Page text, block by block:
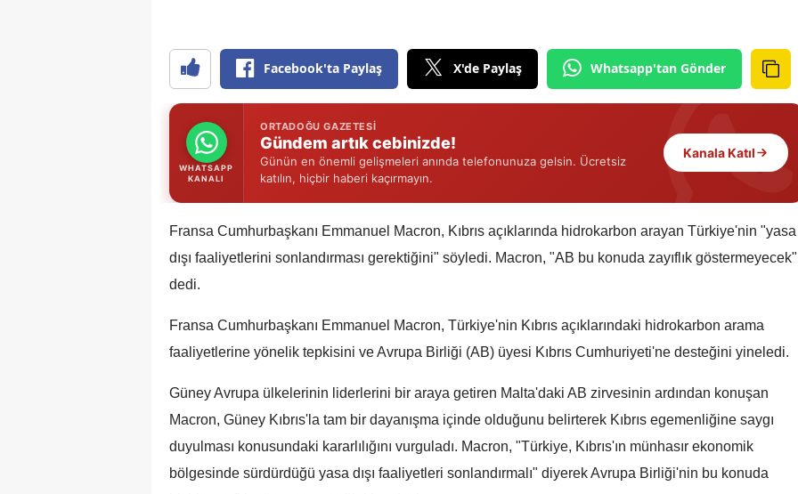
Erzurum
Eskişehir
Giresun
Hakkari
Hatay
İzmir
Kars
Facebook'ta Paylaş X'de Paylaş Whatsapp'tan Gönder
WHATSAPP
KANALI
ORTADOĞU GAZETESI
Gündem artık cebinizde!
Günün en önemli gelişmeleri anında telefonunuza gelsin. Ücretsiz
katılın, hiçbir haberi kaçırmayın.
Kanala Katıl
Fransa Cumhurbaşkanı Emmanuel Macron, Kıbrıs açıklarında hidrokarbon arayan Türkiye'nin "yasa
dışı faaliyetlerini sonlandırması gerektiğini" söyledi. Macron, "AB bu konuda zayıflık göstermeyecek"
dedi.
Fransa Cumhurbaşkanı Emmanuel Macron, Türkiye'nin Kıbrıs açıklarındaki hidrokarbon arama
faaliyetlerine yönelik tepkisini ve Avrupa Birliği (AB) üyesi Kıbrıs Cumhuriyeti'ne desteğini yineledi.
Güney Avrupa ülkelerinin liderlerini bir araya getiren Malta'daki AB zirvesinin ardından konuşan
Macron, Güney Kıbrıs'la tam bir dayanışma içinde olduğunu belirterek Kıbrıs egemenliğine saygı
duyulması konusundaki kararlılığını vurguladı. Macron, "Türkiye, Kıbrıs'ın münhasır ekonomik
bölgesinde sürdürdüğü yasa dışı faaliyetleri sonlandırmalı" diyerek Avrupa Birliği'nin bu konuda